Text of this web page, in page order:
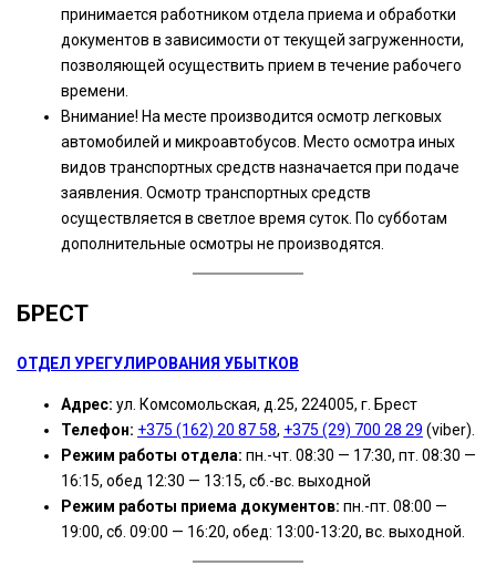
принимается работником отдела приема и обработки
документов в зависимости от текущей загруженности,
позволяющей осуществить прием в течение рабочего
времени.
Внимание! На месте производится осмотр легковых
автомобилей и микроавтобусов. Место осмотра иных
видов транспортных средств назначается при подаче
заявления. Осмотр транспортных средств
осуществляется в светлое время суток. По субботам
дополнительные осмотры не производятся.
БРЕСТ
ОТДЕЛ УРЕГУЛИРОВАНИЯ УБЫТКОВ
Адрес: ул. Комсомольская, д.25, 224005, г. Брест
Телефон: +375 (162) 20 87 58, +375 (29) 700 28 29 (viber).
Режим работы отдела: пн.-чт. 08:30 — 17:30, пт. 08:30 —
16:15, обед 12:30 — 13:15, сб.-вс. выходной
Режим работы приема документов: пн.-пт. 08:00 —
19:00, сб. 09:00 — 16:20, обед: 13:00-13:20, вс. выходной.